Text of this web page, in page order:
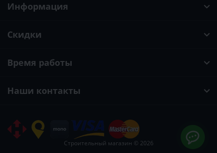
Информация
Скидки
Время работы
Наши контакты
Строительный магазин © 2026